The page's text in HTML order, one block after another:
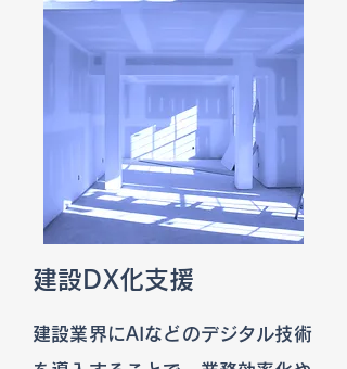
建設DX化支援
建設業界にAIなどのデジタル技術